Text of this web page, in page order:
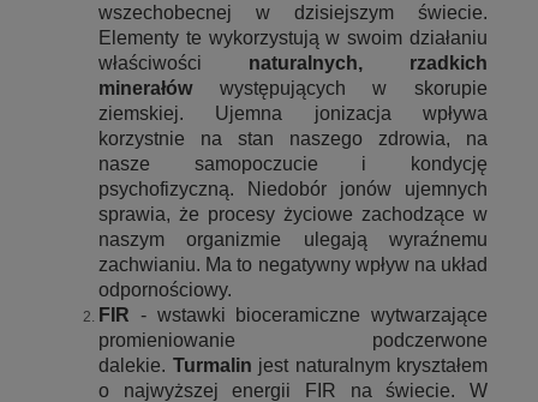
wszechobecnej w dzisiejszym świecie.
Elementy te wykorzystują w swoim działaniu
właściwości naturalnych,
rzadkich
minerałów występujących w skorupie
ziemskiej. Ujemna jonizacja wpływa
korzystnie na stan naszego zdrowia, na
nasze samopoczucie i kondycję
psychofizyczną. Niedobór jonów ujemnych
sprawia, że procesy życiowe zachodzące w
naszym organizmie ulegają wyraźnemu
zachwianiu. Ma to negatywny wpływ na układ
odpornościowy.
FIR - wstawki bioceramiczne wytwarzające
promieniowanie podczerwone
dalekie. Turmalin jest naturalnym kryształem
o najwyższej energii FIR na świecie. W